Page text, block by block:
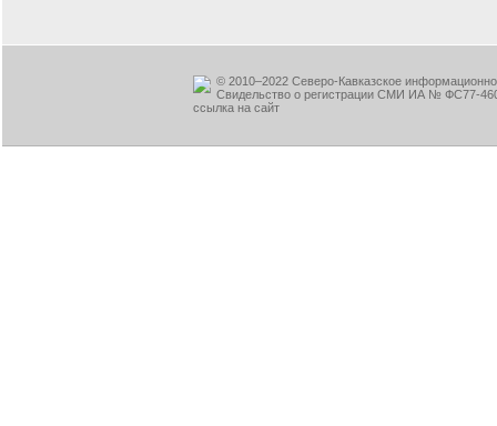
© 2010–2022 Северо-Кавказское
Свидельство о регистрации СМИ ИА № ФС77-
ссылка на сайт